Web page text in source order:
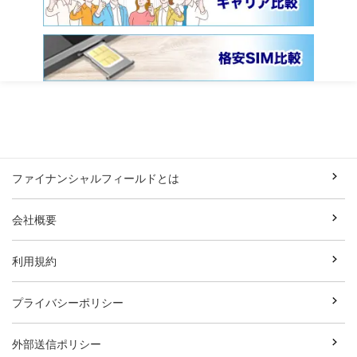
ファイナンシャルフィールドとは
会社概要
利用規約
プライバシーポリシー
外部送信ポリシー